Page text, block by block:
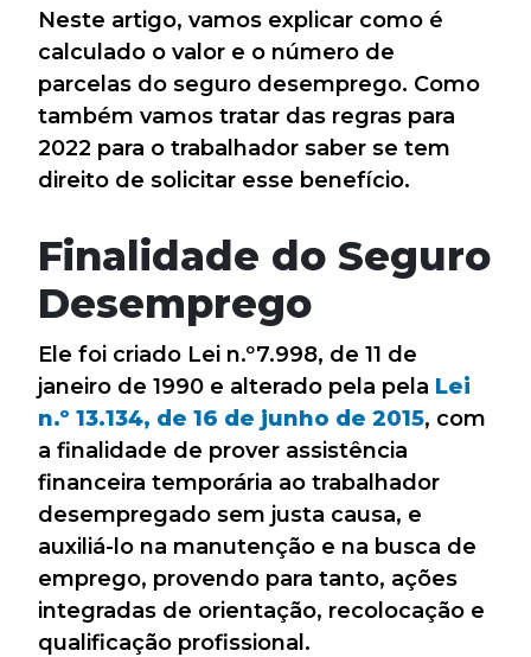
Neste artigo, vamos explicar como é
calculado o valor e o número de
parcelas do seguro desemprego. Como
também vamos tratar das regras para
2022 para o trabalhador saber se tem
direito de solicitar esse benefício.
Finalidade do Seguro
Desemprego
Ele foi criado Lei n.º7.998, de 11 de
janeiro de 1990 e alterado pela pela Lei
n.º 13.134, de 16 de junho de 2015, com
a finalidade de prover assistência
financeira temporária ao trabalhador
desempregado sem justa causa, e
auxiliá-lo na manutenção e na busca de
emprego, provendo para tanto, ações
integradas de orientação, recolocação e
qualificação profissional.